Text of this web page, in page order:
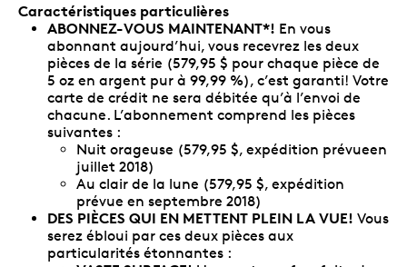
Caractéristiques particulières
ABONNEZ-VOUS MAINTENANT*! En vous
abonnant aujourd’hui, vous recevrez les deux
pièces de la série (579,95 $ pour chaque pièce de
5 oz en argent pur à 99,99 %), c’est garanti! Votre
carte de crédit ne sera débitée qu’à l’envoi de
chacune. L’abonnement comprend les pièces
suivantes :
Nuit orageuse (579,95 $, expédition prévueen
juillet 2018)
Au clair de la lune (579,95 $, expédition
prévue en septembre 2018)
DES PIÈCES QUI EN METTENT PLEIN LA VUE! Vous
serez ébloui par ces deux pièces aux
particularités étonnantes :